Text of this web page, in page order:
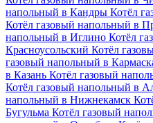
напольный в Кандры Котёл
Котёл газовый напольный в
напольный в Иглино Котёл
Красноусольский Котёл
газовый напольный в
в Казань Котёл газовый
Котёл газовый напольный в
напольный в Нижнекамск
Бугульма Котёл газовый